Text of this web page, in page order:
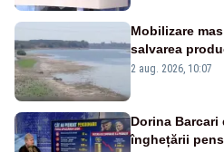
Mobilizare
salvarea
va detona o
2 aug. 2026, 10:07
Dorina Barcari
înghețării